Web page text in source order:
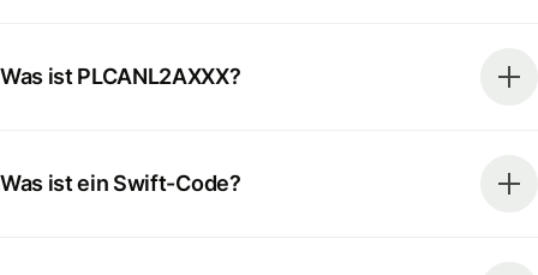
Was ist PLCANL2AXXX?
Was ist ein Swift-Code?